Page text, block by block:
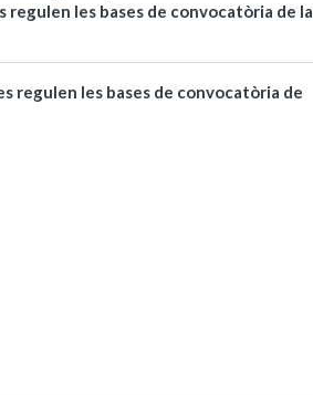
regulen les bases de convocatòria de la
regulen les bases de convocatòria de